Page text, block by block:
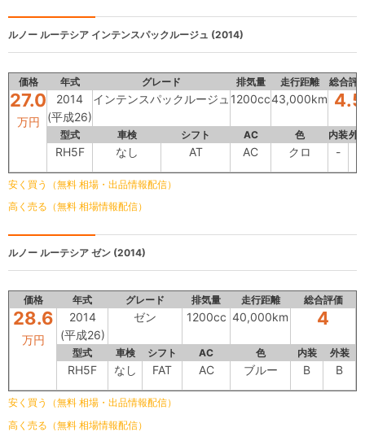
ルノー ルーテシア インテンスパックルージュ (2014)
価格 年式 グレード 排気量 走行距離 総合評
27.0
万円
2014
(平成26)
インテンスパックルージュ 1200cc43,000km 4.5
型式 車検 シフト AC 色 内装外
RH5F なし AT AC クロ -
安く買う（無料 相場・出品情報配信）
高く売る（無料 相場情報配信）
ルノー ルーテシア ゼン (2014)
価格 年式 グレード 排気量 走行距離 総合評価
28.6
万円
2014
(平成26)
ゼン 1200cc 40,000km 4
型式 車検 シフト AC 色 内装 外装
RH5F なし FAT AC ブルー B B
安く買う（無料 相場・出品情報配信）
高く売る（無料 相場情報配信）